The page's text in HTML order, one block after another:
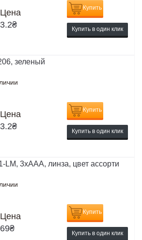
Цена
3.2₴
Купить
Купить в один клик
зеленый
Цена
3.2₴
Купить
Купить в один клик
LM, 3xAAA, линза, цвет ассорти
Цена
69₴
Купить
Купить в один клик